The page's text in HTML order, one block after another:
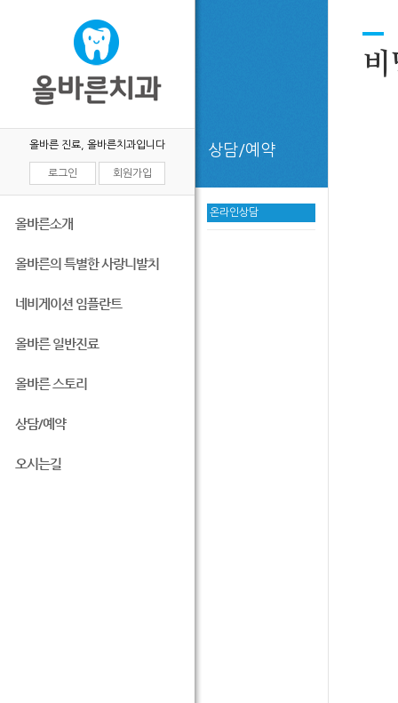
올바른 진료, 올바른치과입니다
로그인 회원가입
올바른소개
올바른의 특별한 사랑니발치
네비게이션 임플란트
올바른 일반진료
올바른 스토리
상담/예약
오시는길
상담/예약
온라인상담
비